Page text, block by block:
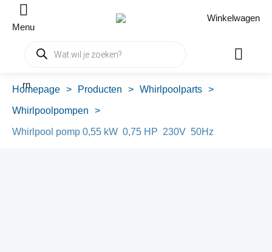
Menu
Winkelwagen
Producten
zoeken
rn
Homepage > Producten > Whirlpoolparts >
Whirlpoolpompen >
Whirlpool pomp 0,55 kW 0,75 HP 230V 50Hz